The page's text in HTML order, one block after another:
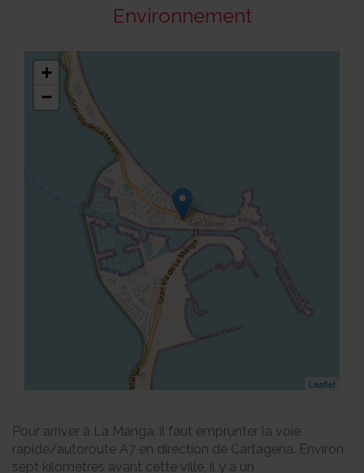
Environnement
+
−
Leaflet
Pour arriver à La Manga, il faut emprunter la voie
rapide/autoroute A7 en direction de Cartagena. Environ
sept kilomètres avant cette ville, il y a un